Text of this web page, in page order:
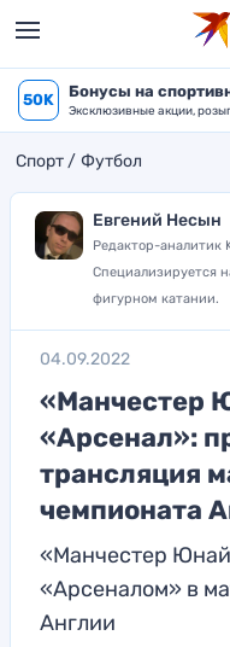
50K Бонусы на
Эксклюзивные акции,
Спорт Футбол
Евгений Несын
Редактор-аналитик
Специализируется
фигурном катании.
04.09.2022
«Манчестер
«Арсенал»:
трансляция
чемпионата
«Манчестер
«Арсеналом» в
Англии